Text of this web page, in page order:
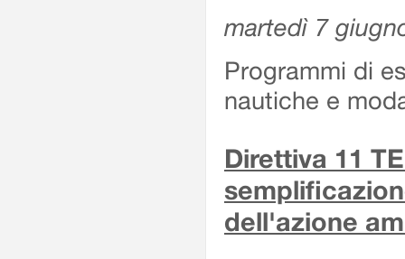
martedì 7
Programmi di
nautiche e
Direttiva 11
dell'azione